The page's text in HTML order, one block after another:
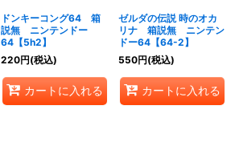
ドンキーコング64 箱
説無 ニンテンドー
64【5h2】
220円(税込)
カートに入れる
ゼルダの伝説 時のオカ
リナ 箱説無 ニンテン
ドー64【64-2】
550円(税込)
カートに入れる